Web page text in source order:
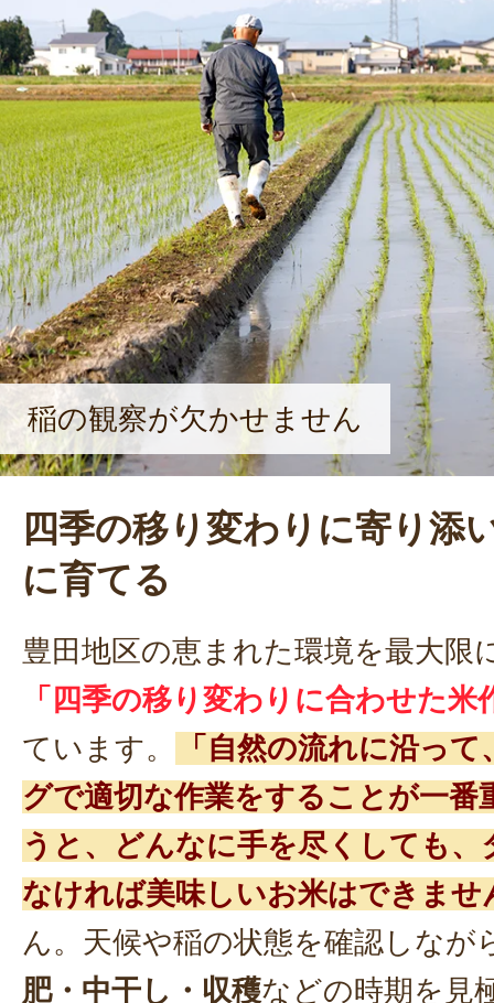
稲の観察が欠かせません
四季の移り変わりに寄り添
に育てる
豊田地区の恵まれた環境を最大限
「四季の移り変わりに合わせた米
ています。
「自然の流れに沿っ
グで適切な作業をすることが一番
うと、どんなに手を尽くしても
なければ美味しいお米はできませ
ん。天候や稲の状態を確認しなが
肥・中干し・収穫などの時期を見